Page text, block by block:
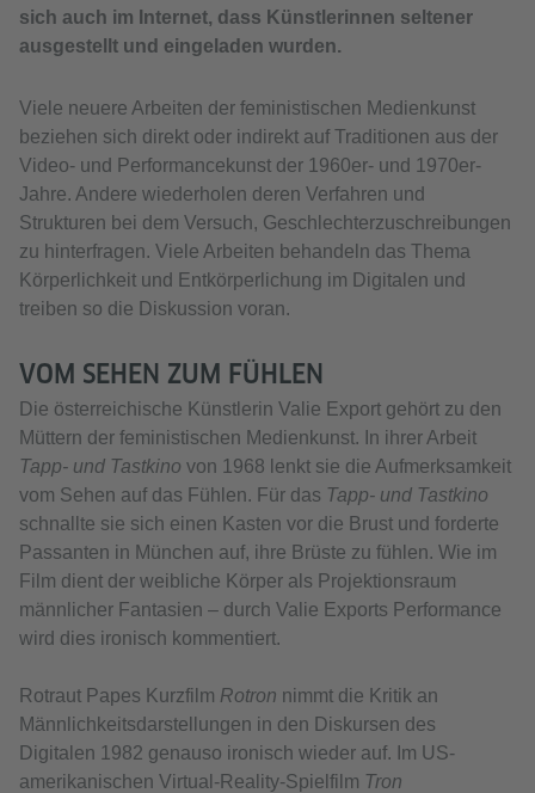
sich auch im Internet, dass Künstlerinnen seltener
ausgestellt und eingeladen wurden.
Viele neuere Arbeiten der feministischen Medienkunst
beziehen sich direkt oder indirekt auf Traditionen aus der
Video- und Performancekunst der 1960er- und 1970er-
Jahre. Andere wiederholen deren Verfahren und
Strukturen bei dem Versuch, Geschlechterzuschreibungen
zu hinterfragen. Viele Arbeiten behandeln das Thema
Körperlichkeit und Entkörperlichung im Digitalen und
treiben so die Diskussion voran.
VOM SEHEN ZUM FÜHLEN
Die österreichische Künstlerin Valie Export gehört zu den
Müttern der feministischen Medienkunst. In ihrer Arbeit
Tapp- und Tastkino von 1968 lenkt sie die Aufmerksamkeit
vom Sehen auf das Fühlen. Für das Tapp- und Tastkino
schnallte sie sich einen Kasten vor die Brust und forderte
Passanten in München auf, ihre Brüste zu fühlen. Wie im
Film dient der weibliche Körper als Projektionsraum
männlicher Fantasien – durch Valie Exports Performance
wird dies ironisch kommentiert.
Rotraut Papes Kurzfilm Rotron nimmt die Kritik an
Männlichkeitsdarstellungen in den Diskursen des
Digitalen 1982 genauso ironisch wieder auf. Im US-
amerikanischen Virtual-Reality-Spielfilm Tron